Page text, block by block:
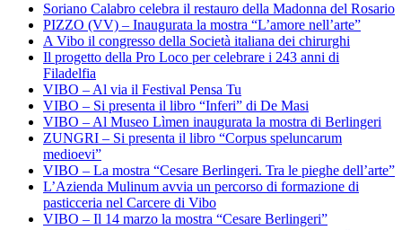
Soriano Calabro celebra il restauro della Madonna del Rosario
PIZZO (VV) – Inaugurata la mostra “L’amore nell’arte”
A Vibo il congresso della Società italiana dei chirurghi
Il progetto della Pro Loco per celebrare i 243 anni di
Filadelfia
VIBO – Al via il Festival Pensa Tu
VIBO – Si presenta il libro “Inferi” di De Masi
VIBO – Al Museo Lìmen inaugurata la mostra di Berlingeri
ZUNGRI – Si presenta il libro “Corpus speluncarum
medioevi”
VIBO – La mostra “Cesare Berlingeri. Tra le pieghe dell’arte”
L’Azienda Mulinum avvia un percorso di formazione di
pasticceria nel Carcere di Vibo
VIBO – Il 14 marzo la mostra “Cesare Berlingeri”